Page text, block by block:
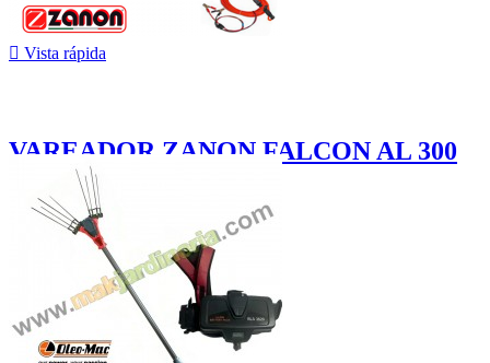
 Vista rápida
VAREADOR ZANON FALCON AL 300
999,00 €
¡En oferta!